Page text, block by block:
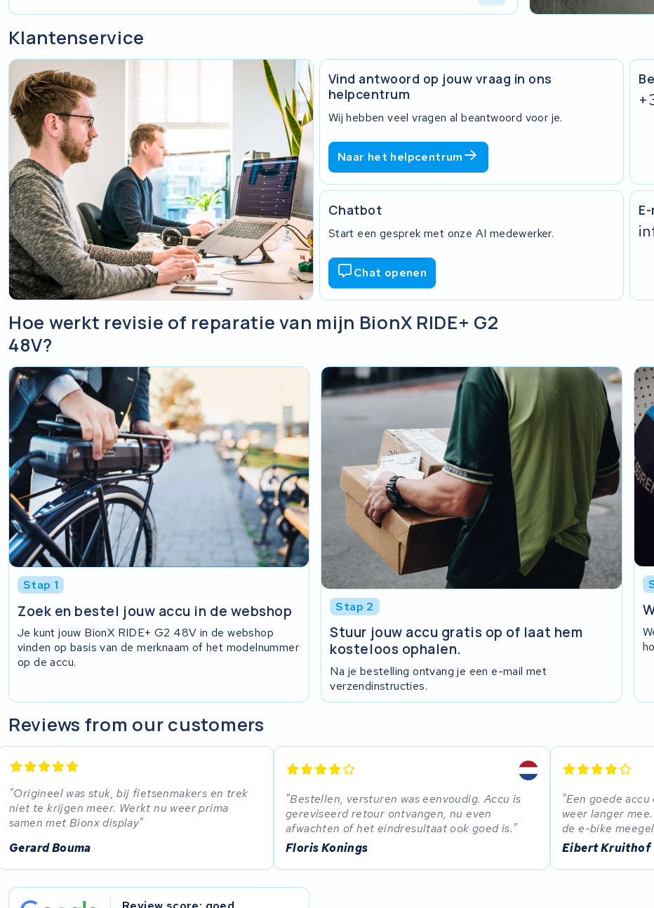
gratis.
een testrapport met de gemeten capaciteit zodat je precies weet wat je terugkrijgt.
Klantenservice
Vind antwoord op jouw vraag in ons
helpcentrum
Wij hebben veel vragen al beantwoord voor je.
Naar het helpcentrum
Chatbot
Start een gesprek met onze AI medewerker.
Chat openen
Hoe werkt revisie of reparatie van mijn BionX RIDE+ G2
48V?
Stap 1
Zoek en bestel jouw accu in de webshop
Je kunt jouw BionX RIDE+ G2 48V in de webshop
vinden op basis van de merknaam of het modelnummer
op de accu.
Stap 2
Stuur jouw accu gratis op of laat hem
kosteloos ophalen.
Na je bestelling ontvang je een e-mail met
verzendinstructies.
Reviews from our customers
Origineel was stuk, bij fietsenmakers en trek
niet te krijgen meer. Werkt nu weer prima
samen met Bionx display
Gerard Bouma
Bestellen, versturen was eenvoudig. Accu is
gereviseerd retour ontvangen, nu even
afwachten of het eindresultaat ook goed is.
Floris Konings
Een goede
weer langer
de e-bike
Eibert Kruithof